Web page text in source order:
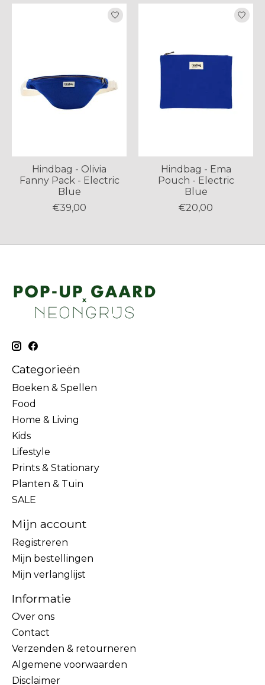
Items van productcarrousel
Hindbag - Olivia
Fanny Pack - Electric
Blue
€39,00
Hindbag - Ema
Pouch - Electric
Blue
€20,00
Categorieën
Boeken & Spellen
Food
Home & Living
Kids
Lifestyle
Prints & Stationary
Planten & Tuin
SALE
Mijn account
Registreren
Mijn bestellingen
Mijn verlanglijst
Informatie
Over ons
Contact
Verzenden & retourneren
Algemene voorwaarden
Disclaimer